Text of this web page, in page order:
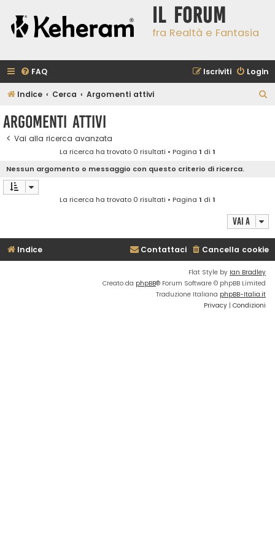
Il Forum
fra Realtà e Fantasia
FAQ Login
Iscriviti
Indice Cerca Argomenti attivi
Argomenti attivi
Vai alla ricerca avanzata
La ricerca ha trovato 0 risultati • Pagina 1 di 1
Nessun argomento o messaggio con questo criterio di ricerca.
La ricerca ha trovato 0 risultati • Pagina 1 di 1
Vai a
Indice Cancella cookie
Contattaci
Flat Style by Ian Bradley
Creato da phpBB® Forum Software © phpBB Limited
Traduzione Italiana phpBB-Italia.it
Privacy | Condizioni